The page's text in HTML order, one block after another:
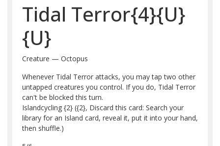
Tidal Terror{4}{U}
{U}
Creature — Octopus
Whenever Tidal Terror attacks, you may tap two other
untapped creatures you control. If you do, Tidal Terror
can't be blocked this turn.
Islandcycling {2} ({2}, Discard this card: Search your
library for an Island card, reveal it, put it into your hand,
then shuffle.)